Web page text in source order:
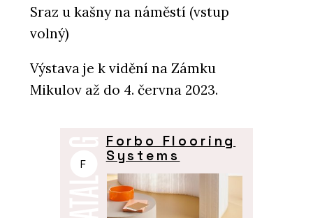
Sraz u kašny na náměstí (vstup
volný)
Výstava je k vidění na Zámku
Mikulov až do 4. června 2023.
F
Forbo Flooring
Systems